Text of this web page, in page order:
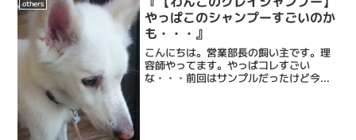
れてるお客さんで、今...
others
やっぱこのシャンプーすごいのか
も・・・』
こんにちは。営業部長の飼い主です。理
容師やってます。やっぱコレすごい
な・・・前回はサンプルだったけど今回